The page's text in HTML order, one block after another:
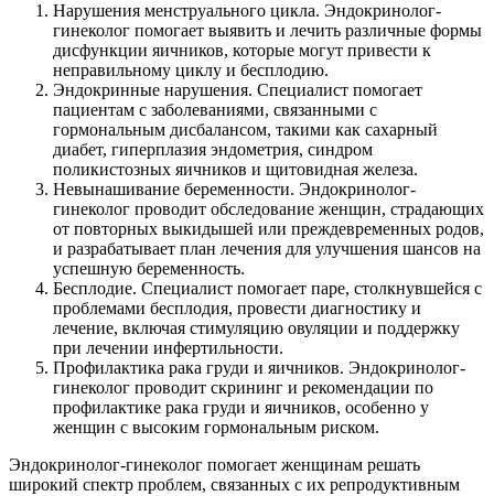
Нарушения менструального цикла. Эндокринолог-
гинеколог помогает выявить и лечить различные формы
дисфункции яичников, которые могут привести к
неправильному циклу и бесплодию.
Эндокринные нарушения. Специалист помогает
пациентам с заболеваниями, связанными с
гормональным дисбалансом, такими как сахарный
диабет, гиперплазия эндометрия, синдром
поликистозных яичников и щитовидная железа.
Невынашивание беременности. Эндокринолог-
гинеколог проводит обследование женщин, страдающих
от повторных выкидышей или преждевременных родов,
и разрабатывает план лечения для улучшения шансов на
успешную беременность.
Бесплодие. Специалист помогает паре, столкнувшейся с
проблемами бесплодия, провести диагностику и
лечение, включая стимуляцию овуляции и поддержку
при лечении инфертильности.
Профилактика рака груди и яичников. Эндокринолог-
гинеколог проводит скрининг и рекомендации по
профилактике рака груди и яичников, особенно у
женщин с высоким гормональным риском.
Эндокринолог-гинеколог помогает женщинам решать
широкий спектр проблем, связанных с их репродуктивным